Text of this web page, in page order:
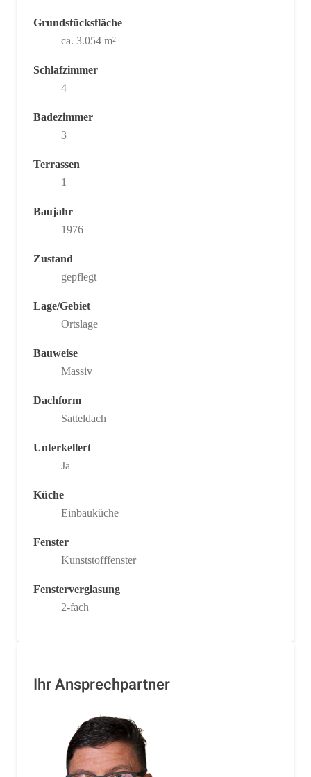
Grundstücksfläche
ca. 3.054 m²
Schlafzimmer
4
Badezimmer
3
Terrassen
1
Baujahr
1976
Zustand
gepflegt
Lage/Gebiet
Ortslage
Bauweise
Massiv
Dachform
Satteldach
Unterkellert
Ja
Küche
Einbauküche
Fenster
Kunststofffenster
Fensterverglasung
2-fach
Ihr Ansprechpartner